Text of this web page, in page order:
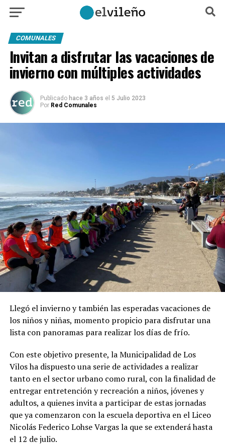
COMUNALES
Invitan a disfrutar las vacaciones de
invierno con múltiples actividades
Publicado hace 3 años el 5 Julio 2023
Por Red Comunales
Llegó el invierno y también las esperadas vacaciones de
los niños y niñas, momento propicio para disfrutar una
lista con panoramas para realizar los días de frío.
Con este objetivo presente, la Municipalidad de Los
Vilos ha dispuesto una serie de actividades a realizar
tanto en el sector urbano como rural, con la finalidad de
entregar entretención y recreación a niños, jóvenes y
adultos, a quienes invita a participar de estas jornadas
que ya comenzaron con la escuela deportiva en el Liceo
Nicolás Federico Lohse Vargas la que se extenderá hasta
el 12 de julio.